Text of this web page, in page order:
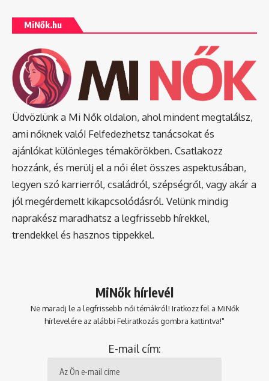
MiNők.hu
Üdvözlünk a Mi Nők oldalon, ahol mindent megtalálsz,
ami nőknek való! Felfedezhetsz tanácsokat és
ajánlókat különleges témakörökben. Csatlakozz
hozzánk, és merülj el a női élet összes aspektusában,
legyen szó karrierről, családról, szépségről, vagy akár a
jól megérdemelt kikapcsolódásról. Velünk mindig
naprakész maradhatsz a legfrissebb hírekkel,
trendekkel és hasznos tippekkel.
MiNők hírlevél
Ne maradj le a legfrissebb női témákról! Iratkozz fel a MiNők
hírlevelére az alábbi Feliratkozás gombra kattintva!"
E-mail cím: